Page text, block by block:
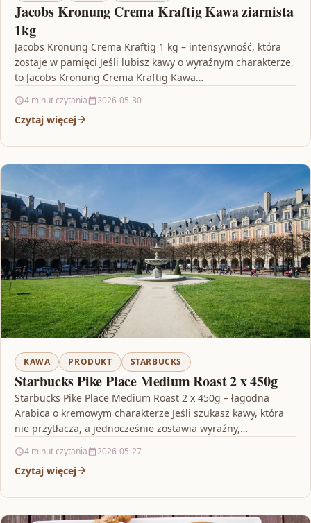
Jacobs Kronung Crema Kraftig Kawa ziarnista
1kg
Jacobs Kronung Crema Kraftig 1 kg – intensywność, która
zostaje w pamięci Jeśli lubisz kawy o wyraźnym charakterze,
to Jacobs Kronung Crema Kraftig Kawa…
4 minut czytania 2026-05-30
Czytaj więcej
KAWA PRODUKT STARBUCKS
Starbucks Pike Place Medium Roast 2 x 450g
Starbucks Pike Place Medium Roast 2 x 450g – łagodna
Arabica o kremowym charakterze Jeśli szukasz kawy, która
nie przytłacza, a jednocześnie zostawia wyraźny,…
4 minut czytania 2026-05-27
Czytaj więcej